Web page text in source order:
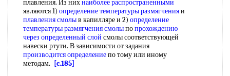
плавления. Из нихнаиболее распространенными
являются 1) определение температуры размягченияи
плавления смолыв капилляре и 2) определение
температуры размягчения смолыпопрохождению
через определенный слой смолы соответствующей
навески ртути. В зависимости от задания
производится определениепо тому или иному
методам.
[c.185]